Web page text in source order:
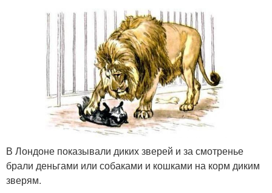
В Лондоне показывали диких зверей и за смотренье
брали деньгами или собаками и кошками на корм диким
зверям.